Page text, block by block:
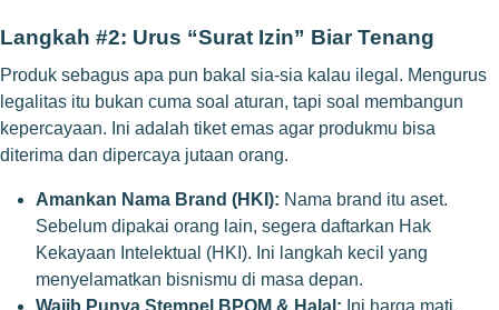
Langkah #2: Urus “Surat Izin” Biar Tenang
Produk sebagus apa pun bakal sia-sia kalau ilegal. Mengurus
legalitas itu bukan cuma soal aturan, tapi soal membangun
kepercayaan. Ini adalah tiket emas agar produkmu bisa
diterima dan dipercaya jutaan orang.
Amankan Nama Brand (HKI): Nama brand itu aset.
Sebelum dipakai orang lain, segera daftarkan Hak
Kekayaan Intelektual (HKI). Ini langkah kecil yang
menyelamatkan bisnismu di masa depan.
Wajib Punya Stempel BPOM & Halal: Ini harga mati.